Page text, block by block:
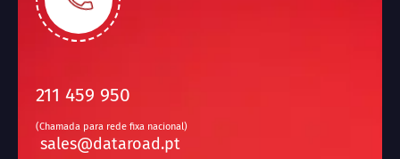
211 459 950
(Chamada para rede fixa nacional)
sales@dataroad.pt